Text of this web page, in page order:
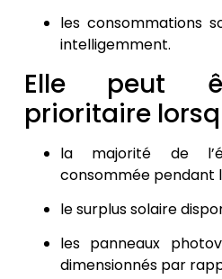
les consommations
intelligemment.
Elle peut
prioritaire
la majorité de
consommée pendant
le surplus solaire
les panneaux
dimensionnés par